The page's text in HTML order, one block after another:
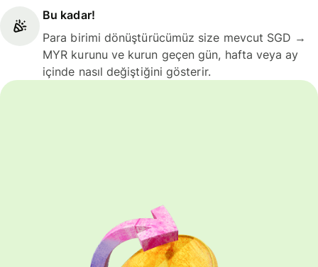
Bu kadar!
Para birimi dönüştürücümüz size mevcut SGD →
MYR kurunu ve kurun geçen gün, hafta veya ay
içinde nasıl değiştiğini gösterir.